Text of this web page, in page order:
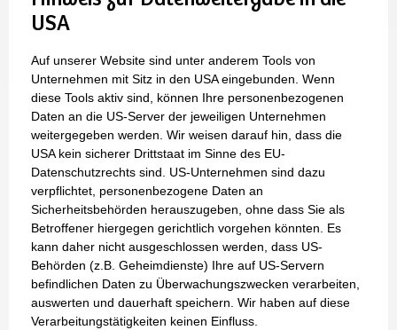
USA
Auf unserer Website sind unter anderem Tools von
Unternehmen mit Sitz in den USA eingebunden. Wenn
diese Tools aktiv sind, können Ihre personenbezogenen
Daten an die US-Server der jeweiligen Unternehmen
weitergegeben werden. Wir weisen darauf hin, dass die
USA kein sicherer Drittstaat im Sinne des EU-
Datenschutzrechts sind. US-Unternehmen sind dazu
verpflichtet, personenbezogene Daten an
Sicherheitsbehörden herauszugeben, ohne dass Sie als
Betroffener hiergegen gerichtlich vorgehen könnten. Es
kann daher nicht ausgeschlossen werden, dass US-
Behörden (z.B. Geheimdienste) Ihre auf US-Servern
befindlichen Daten zu Überwachungszwecken verarbeiten,
auswerten und dauerhaft speichern. Wir haben auf diese
Verarbeitungstätigkeiten keinen Einfluss.